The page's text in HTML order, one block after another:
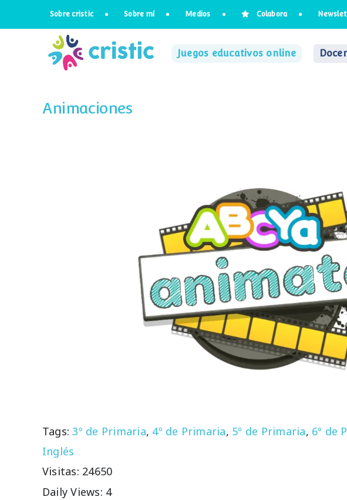
Sobre cristic Sobre mí Medios Colabora
Juegos educativos online
Animaciones
Tags:3º de Primaria, 4º de Primaria, 5º de Primaria, 6º de
Inglés
Visitas: 24650
Daily Views: 4